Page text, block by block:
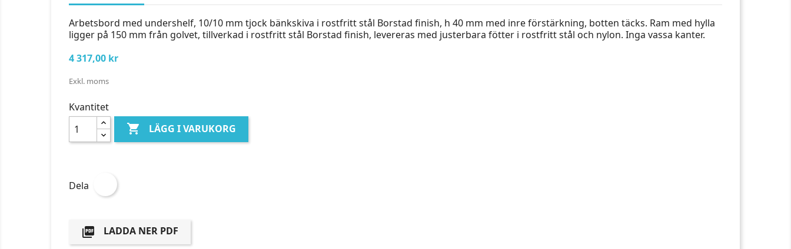
Arbetsbord med undershelf, 10/10 mm tjock bänkskiva i rostfritt stål Borstad finish, h 40 mm med inre förstärkning, botten täcks. Ram med hylla
ligger på 150 mm från golvet, tillverkad i rostfritt stål Borstad finish, levereras med justerbara fötter i rostfritt stål och nylon. Inga vassa kanter.
4 317,00 kr
Exkl. moms
Kvantitet
 LÄGG I VARUKORG
Dela
 LADDA NER PDF